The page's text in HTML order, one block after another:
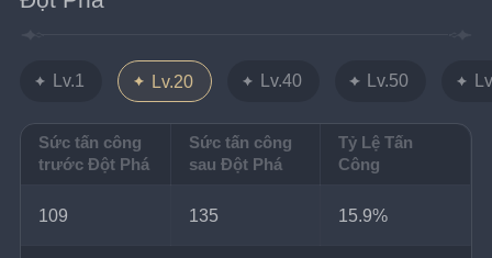
Lv.1 Lv.20 Lv.40 Lv.50
Sức tấn công
trước Đột Phá
Sức tấn công
sau Đột Phá
Tỷ Lệ Tấn
Công
109 135 15.9%